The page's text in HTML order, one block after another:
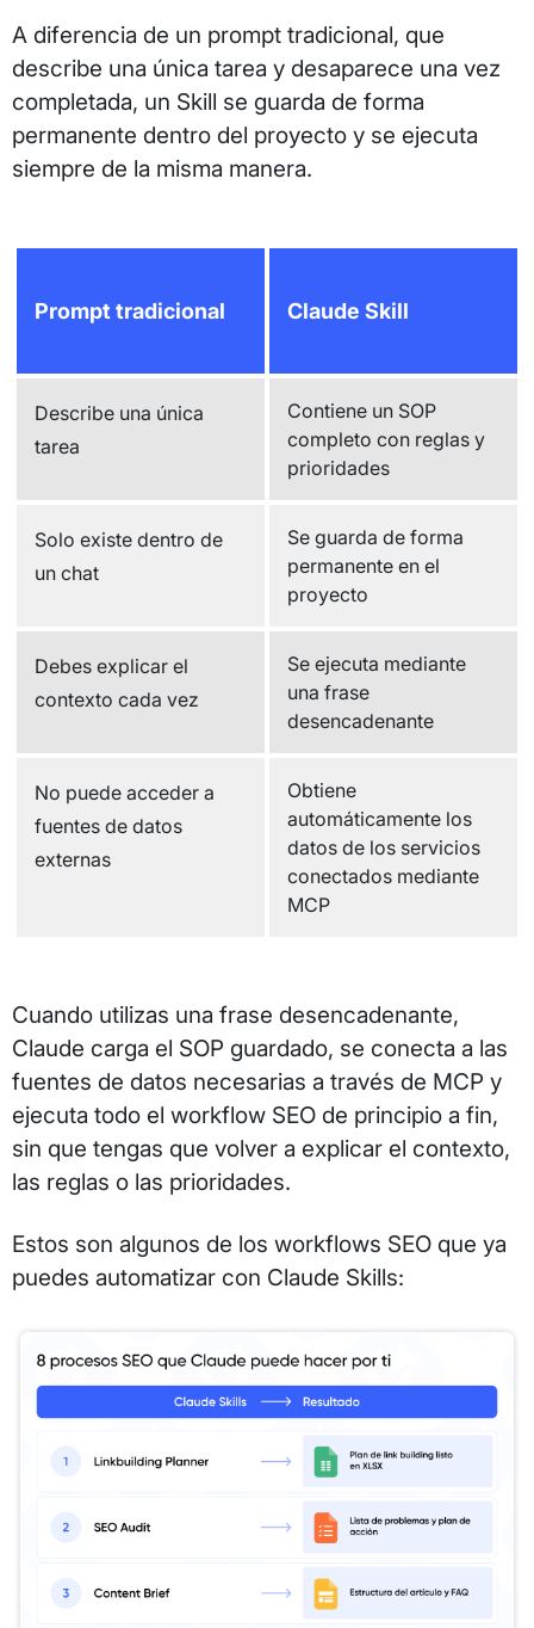
A diferencia de un prompt tradicional, que
describe una única tarea y desaparece una vez
completada, un Skill se guarda de forma
permanente dentro del proyecto y se ejecuta
siempre de la misma manera.
Prompt tradicional Claude Skill
Describe una única
tarea
Contiene un SOP
completo con reglas y
prioridades
Solo existe dentro de
un chat
Se guarda de forma
permanente en el
proyecto
Debes explicar el
contexto cada vez
Se ejecuta mediante
una frase
desencadenante
No puede acceder a
fuentes de datos
externas
Obtiene
automáticamente los
datos de los servicios
conectados mediante
MCP
Cuando utilizas una frase desencadenante,
Claude carga el SOP guardado, se conecta a las
fuentes de datos necesarias a través de MCP y
ejecuta todo el workflow SEO de principio a fin,
sin que tengas que volver a explicar el contexto,
las reglas o las prioridades.
Estos son algunos de los workflows SEO que ya
puedes automatizar con Claude Skills: